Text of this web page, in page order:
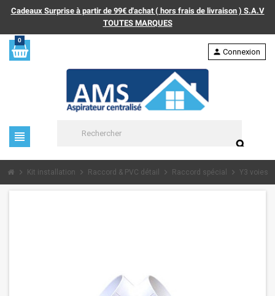
Cadeaux Surprise à partir de 99€ d'achat ( hors frais de livraison ) S.A.V
TOUTES MARQUES
0
view_headline
search
person Connexion
chevron_right Kit installation chevron_right Raccord & PVC détail chevron_right Raccord spécial chevron_right Y3 voies